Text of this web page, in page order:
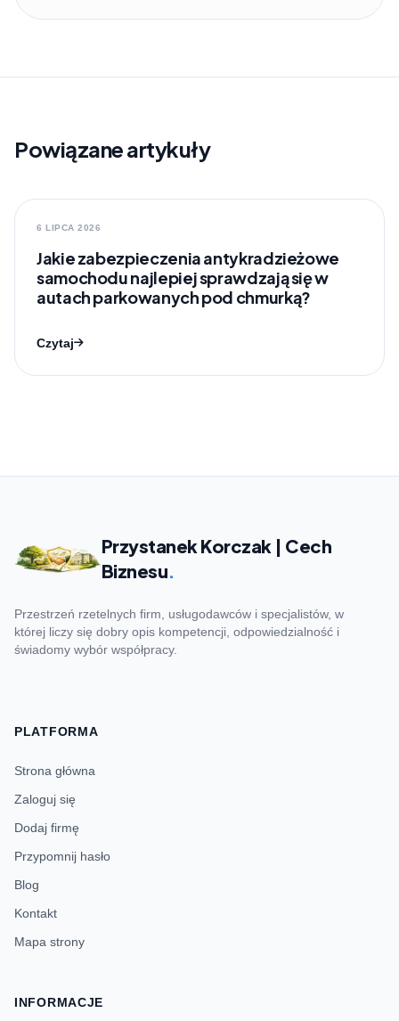
Powiązane artykuły
6 LIPCA 2026
Jakie zabezpieczenia antykradzieżowe
samochodu najlepiej sprawdzają się w
autach parkowanych pod chmurką?
Czytaj
Przystanek Korczak | Cech
Biznesu.
Przestrzeń rzetelnych firm, usługodawców i specjalistów, w
której liczy się dobry opis kompetencji, odpowiedzialność i
świadomy wybór współpracy.
PLATFORMA
Strona główna
Zaloguj się
Dodaj firmę
Przypomnij hasło
Blog
Kontakt
Mapa strony
INFORMACJE